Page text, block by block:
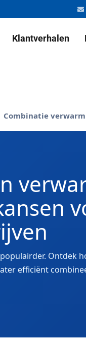
Klantverhalen
Combinatie
Ontdek
efficiënt